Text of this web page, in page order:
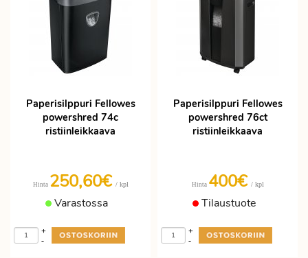
Paperisilppuri Fellowes
powershred 74c
ristiinleikkaava
Hinta 250,60€ / kpl
Varastossa
-
+
Paperisilppuri Fellowes
powershred 76ct
ristiinleikkaava
Hinta 400€ / kpl
Tilaustuote
-
+